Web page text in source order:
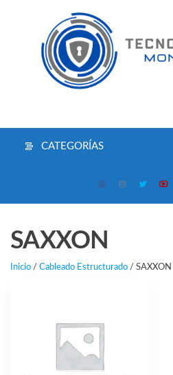
contenido
CATEGORÍAS
SAXXON
Inicio / Cableado Estructurado / SAXXON